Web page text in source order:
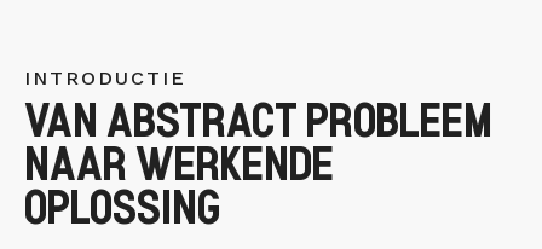
INTRODUCTIE
VAN ABSTRACT PROBLEEM
NAAR WERKENDE
OPLOSSING